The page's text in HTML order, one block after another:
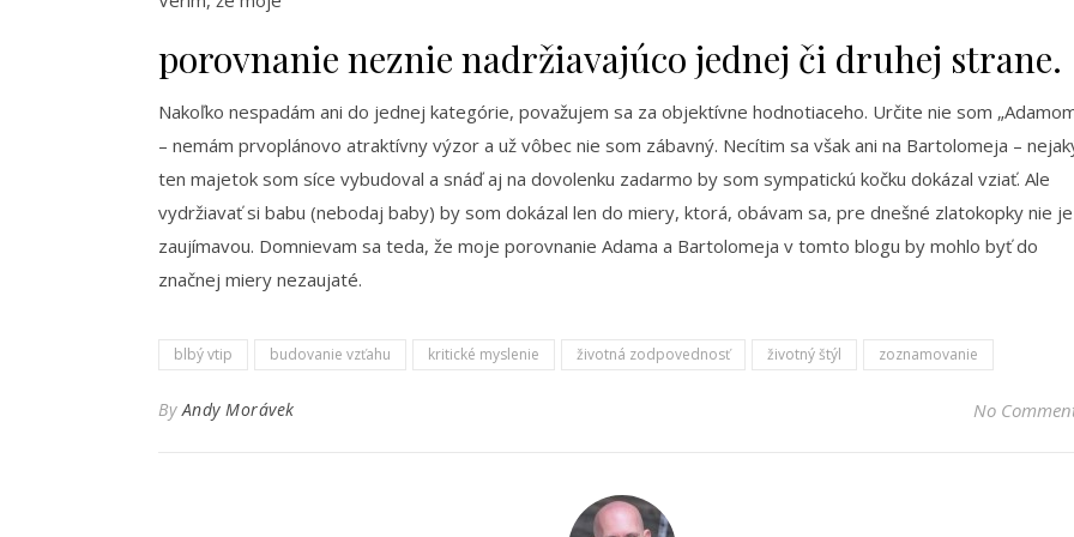
porovnanie neznie nadržiavajúco jednej či druhej strane.
Nakoľko nespadám ani do jednej kategórie, považujem sa za objektívne hodnotiaceho. Určite nie som
– nemám prvoplánovo atraktívny výzor a už vôbec nie som zábavný. Necítim sa však ani na Bartolomeja –
ten majetok som síce vybudoval a snáď aj na dovolenku zadarmo by som sympatickú kočku dokázal vziať. Ale
vydržiavať si babu (nebodaj baby) by som dokázal len do miery, ktorá, obávam sa, pre dnešné zlatokopky nie je
zaujímavou. Domnievam sa teda, že moje porovnanie Adama a Bartolomeja v tomto blogu by mohlo byť do
značnej miery nezaujaté.
blbý vtip budovanie vzťahu kritické myslenie životná zodpovednosť životný štýl zoznamovanie
By Andy Morávek No